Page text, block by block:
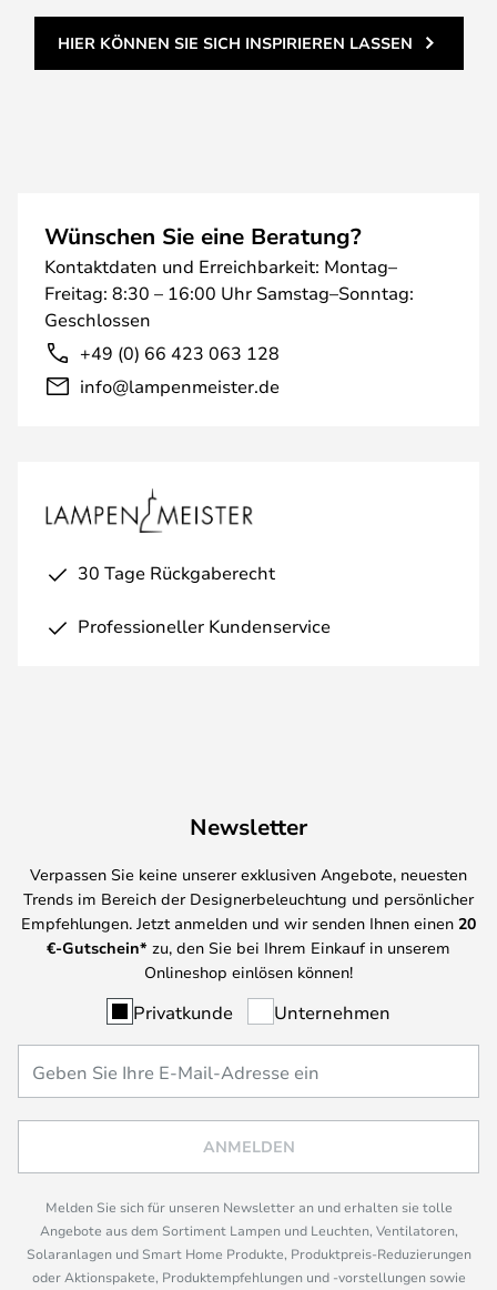
HIER KÖNNEN SIE SICH INSPIRIEREN LASSEN
Wünschen Sie eine Beratung?
Kontaktdaten und Erreichbarkeit: Montag–
Freitag: 8:30 – 16:00 Uhr Samstag–Sonntag:
Geschlossen
+49 (0) 66 423 063 128
info@lampenmeister.de
30 Tage Rückgaberecht
Professioneller Kundenservice
Newsletter
Verpassen Sie keine unserer exklusiven Angebote, neuesten
Trends im Bereich der Designerbeleuchtung und persönlicher
Empfehlungen. Jetzt anmelden und wir senden Ihnen einen 20
€-Gutschein* zu, den Sie bei Ihrem Einkauf in unserem
Onlineshop einlösen können!
Privatkunde Unternehmen
ANMELDEN
Melden Sie sich für unseren Newsletter an und erhalten sie tolle
Angebote aus dem Sortiment Lampen und Leuchten, Ventilatoren,
Solaranlagen und Smart Home Produkte, Produktpreis-Reduzierungen
oder Aktionspakete, Produktempfehlungen und -vorstellungen sowie